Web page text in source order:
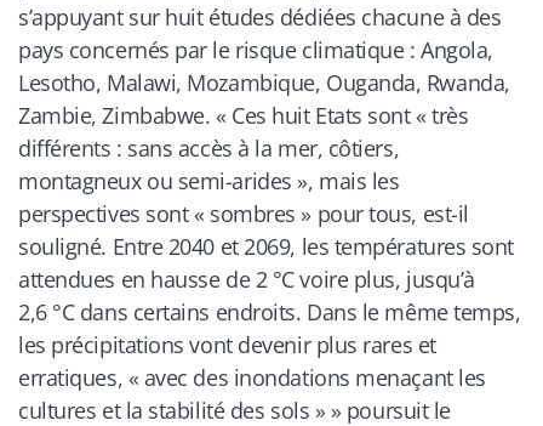
s’appuyant sur huit études dédiées chacune à des
pays concernés par le risque climatique : Angola,
Lesotho, Malawi, Mozambique, Ouganda, Rwanda,
Zambie, Zimbabwe. « Ces huit Etats sont « très
différents : sans accès à la mer, côtiers,
montagneux ou semi-arides », mais les
perspectives sont « sombres » pour tous, est-il
souligné. Entre 2040 et 2069, les températures sont
attendues en hausse de 2 °C voire plus, jusqu’à
2,6 °C dans certains endroits. Dans le même temps,
les précipitations vont devenir plus rares et
erratiques, « avec des inondations menaçant les
cultures et la stabilité des sols » » poursuit le